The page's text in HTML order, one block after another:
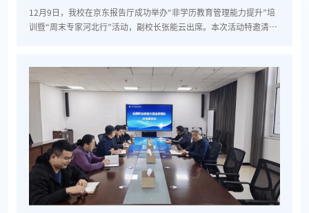
12月9日，我校在京东报告厅成功举办“非学历教育管理能力提升”培
训暨“周末专家河北行”活动，副校长张能云出席。本次活动特邀清华
副主任刁庆军教授，作题为《高校继续教育理念更新与实践探索》的
专题报告。刁庆军以“终身教育理念下的继续教育”为宏观视角，从三
个维度展开了深刻阐述：一是立足服务国家与产业发展战略的高